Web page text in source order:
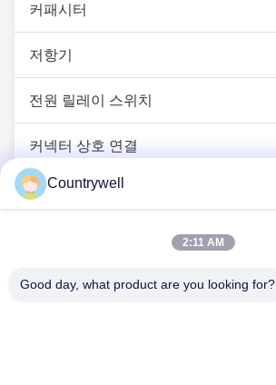
커패시터
저항기
전원 릴레이 스위치
커넥터 상호 연결
IGBT 전원 모듈
Countrywell
2:11 AM
Good day, what product are you looking for?